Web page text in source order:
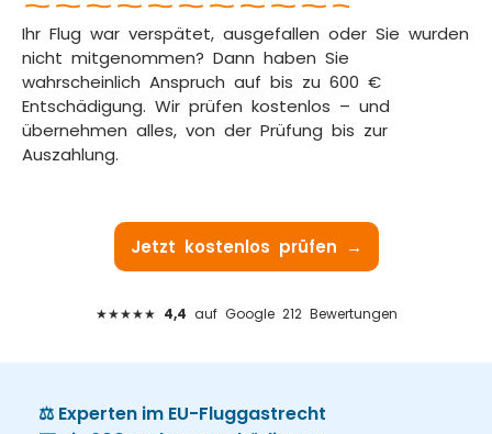
Ihr Flug war verspätet, ausgefallen oder Sie wurden
nicht mitgenommen? Dann haben Sie
wahrscheinlich Anspruch auf bis zu 600 €
Entschädigung. Wir prüfen kostenlos – und
übernehmen alles, von der Prüfung bis zur
Auszahlung.
Jetzt kostenlos prüfen →
★★★★★ 4,4 auf Google 212 Bewertungen
⚖️ Experten im EU-Fluggastrecht